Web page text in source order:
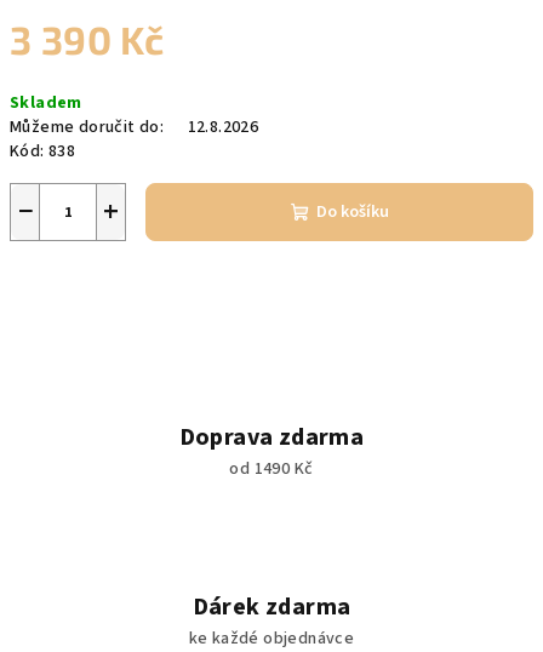
3 390 Kč
cena:
Skladem
Můžeme doručit do:
12.8.2026
Kód: 838
+
− Do košíku
Doprava zdarma
od 1490 Kč
Dárek zdarma
ke každé objednávce